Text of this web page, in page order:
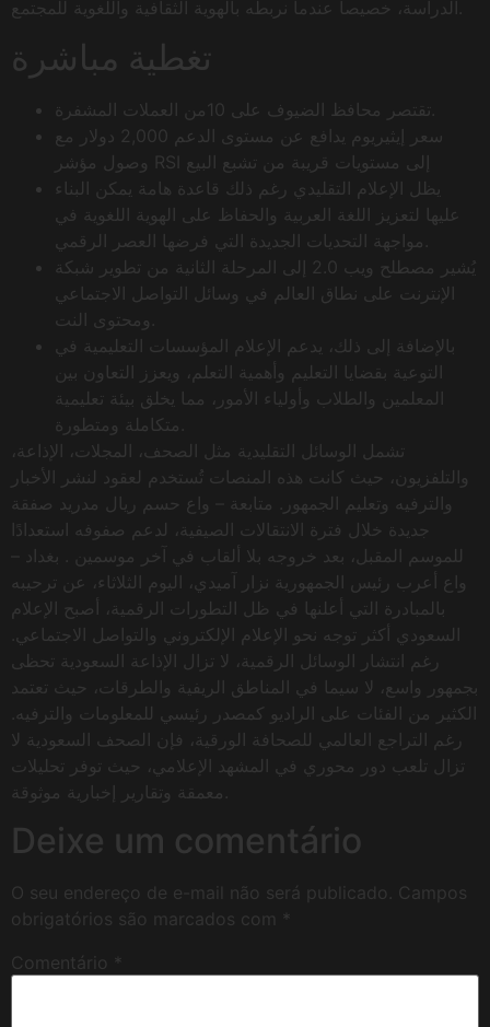
تغطية مباشرة
سعر إيثيريوم يدافع عن مستوى الدعم 2,000 دولار مع
وصول مؤشر RSI إلى مستويات قريبة من تشبع البيع
يظل الإعلام التقليدي رغم ذلك قاعدة هامة يمكن البناء
عليها لتعزيز اللغة العربية والحفاظ على الهوية اللغوية في
يُشير مصطلح ويب 2.0 إلى المرحلة الثانية من تطوير شبكة
الإنترنت على نطاق العالم في وسائل التواصل الاجتماعي
بالإضافة إلى ذلك، يدعم الإعلام المؤسسات التعليمية في
التوعية بقضايا التعليم وأهمية التعلم، ويعزز التعاون بين
المعلمين والطلاب وأولياء الأمور، مما يخلق بيئة تعليمية
تشمل الوسائل التقليدية مثل الصحف، المجلات، الإذاعة،
والتلفزيون، حيث كانت هذه المنصات تُستخدم لعقود لنشر الأخبار
والترفيه وتعليم الجمهور. متابعة – واع حسم ريال مدريد صفقة
جديدة خلال فترة الانتقالات الصيفية، لدعم صفوفه استعدادًا
للموسم المقبل، بعد خروجه بلا ألقاب في آخر موسمين . بغداد –
واع أعرب رئيس الجمهورية نزار آميدي، اليوم الثلاثاء، عن ترحيبه
بالمبادرة التي أعلنها في ظل التطورات الرقمية، أصبح الإعلام
السعودي أكثر توجه نحو الإعلام الإلكتروني والتواصل الاجتماعي.
رغم انتشار الوسائل الرقمية، لا تزال الإذاعة السعودية تحظى
بجمهور واسع، لا سيما في المناطق الريفية والطرقات، حيث تعتمد
الكثير من الفئات على الراديو كمصدر رئيسي للمعلومات والترفيه.
رغم التراجع العالمي للصحافة الورقية، فإن الصحف السعودية لا
تزال تلعب دور محوري في المشهد الإعلامي، حيث توفر تحليلات
Deixe um comentário
O seu endereço de e-mail não será publicado. Campos
obrigatórios são marcados com *
Comentário *